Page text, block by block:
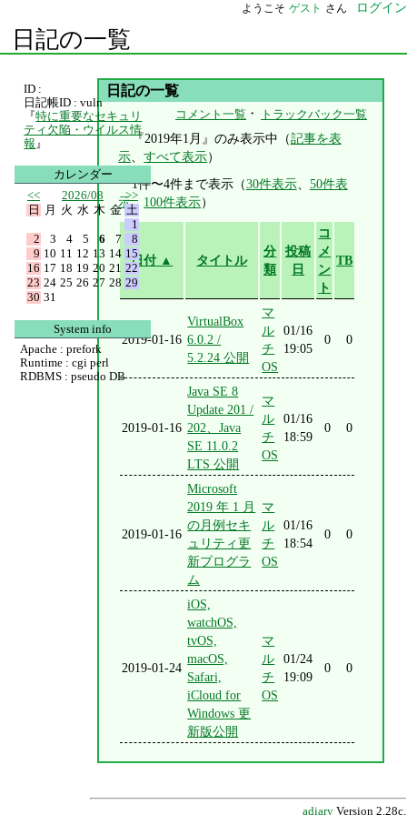
ようこそ ゲスト さん ログイン
日記の一覧
日記の一覧
コメント一覧 ・ トラックバック一覧
『2019年1月』のみ表示中（記事を表
示、すべて表示）
1件〜4件まで表示（30件表示、 50件表
示、 100件表示）
日付 ▲ タイトル
分
類
投稿
日
コ
メ
ン
ト
TB
2019-01-16
VirtualBox
6.0.2 /
5.2.24 公開
マ
ル
チ
OS
01/16
19:05
0 0
2019-01-16
Java SE 8
Update 201 /
202、Java
SE 11.0.2
LTS 公開
マ
ル
チ
OS
01/16
18:59
0 0
2019-01-16
Microsoft
2019 年 1 月
の月例セキ
ュリティ更
新プログラ
ム
マ
ル
チ
OS
01/16
18:54
0 0
2019-01-24
iOS,
watchOS,
tvOS,
macOS,
Safari,
iCloud for
Windows 更
新版公開
マ
ル
チ
OS
01/24
19:09
0 0
adiary Version 2.28c.
ID :
日記帳ID : vuln
『特に重要なセキュリ
ティ欠陥・ウイルス情
報 』
カレンダー
<<
2026/08
>>
日
月 火 水 木 金 土
1
2
3 4 5 6 7
8
9 10 11 12 13 14 15
16 17 18 19 20 21 22
23 24 25 26 27 28 29
30 31
System info
Apache : prefork
Runtime : cgi perl
RDBMS : pseudo DB